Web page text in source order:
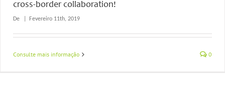
cross-border collaboration!
De Fevereiro 11th, 2019
Consulte mais informação 0